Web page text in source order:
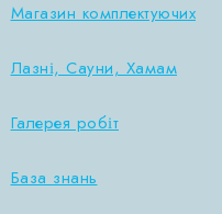
Магазин комплектуючих
Лазні, Сауни, Хамам
Галерея робіт
База знань